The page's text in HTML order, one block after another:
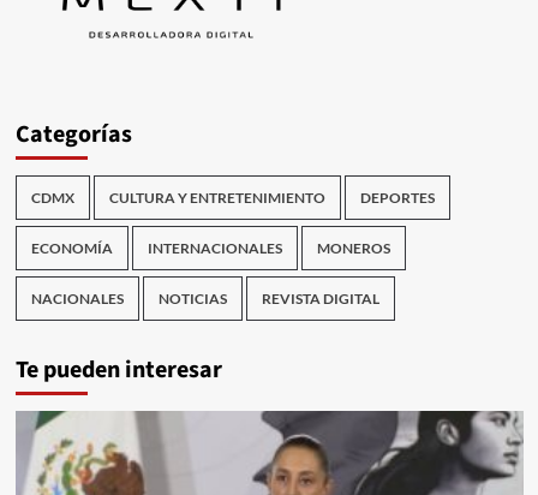
Categorías
CDMX CULTURA Y ENTRETENIMIENTO DEPORTES
ECONOMÍA INTERNACIONALES MONEROS
NACIONALES NOTICIAS REVISTA DIGITAL
Te pueden interesar